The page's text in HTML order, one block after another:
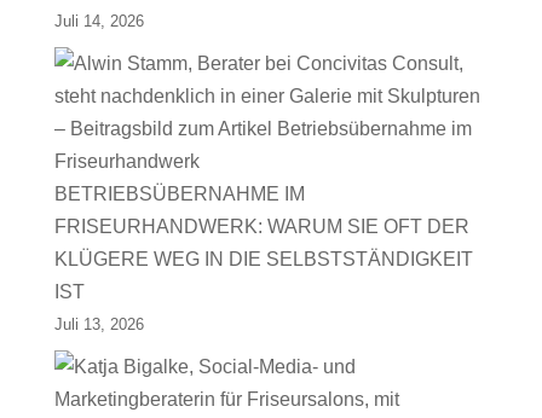
Juli 14, 2026
BETRIEBSÜBERNAHME IM
FRISEURHANDWERK: WARUM SIE OFT DER
KLÜGERE WEG IN DIE SELBSTSTÄNDIGKEIT
IST
Juli 13, 2026